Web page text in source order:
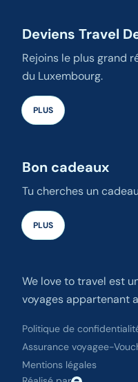
Deviens Travel
Rejoins le plus grand
du Luxembourg.
PLUS
Bon cadeaux
Tu cherches un
PLUS
We love to travel est
voyages appartenant
Politique de
Assurance voyagee-
Mentions légales